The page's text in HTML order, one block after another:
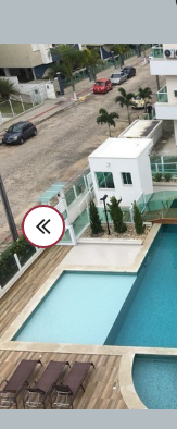
Contato
Fale Conosco
Plantão 48
Divulgue seu